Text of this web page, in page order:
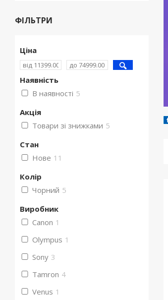
ФІЛЬТРИ
Ціна
Наявність
В наявності 5
Акція
Товари зі знижками 5
Стан
Нове 11
Колір
Чорний 5
Виробник
Canon 1
Olympus 1
Sony 3
Tamron 4
Venus 1